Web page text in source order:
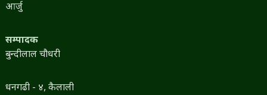
आर्जु
सम्पादक
बुन्दीलाल चौधरी
धनगढी - ४, कैलाली